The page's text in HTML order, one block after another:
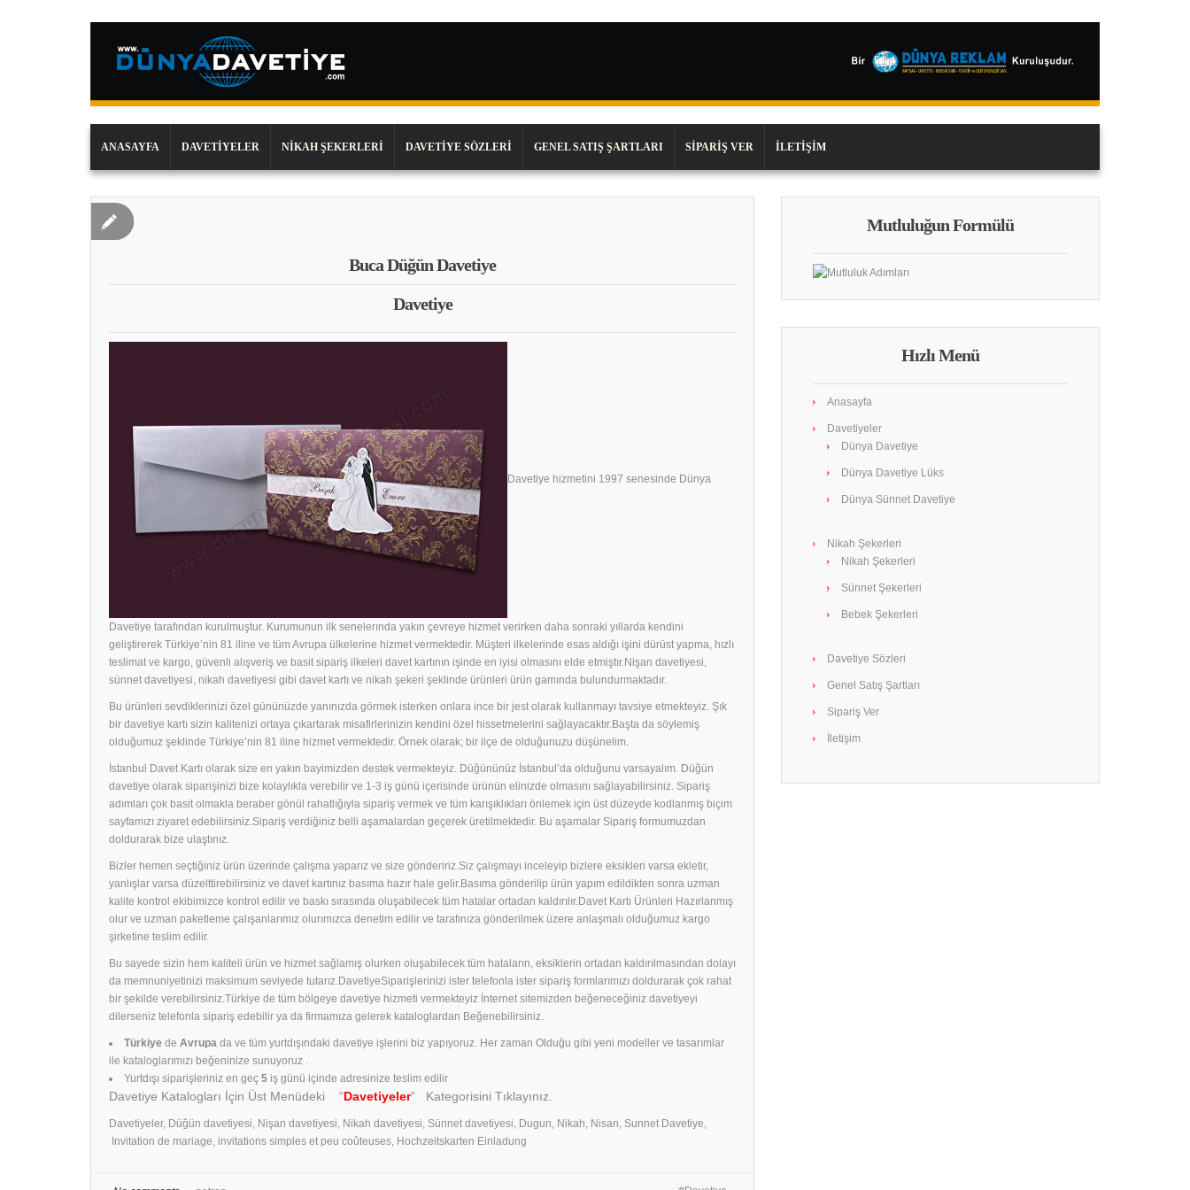
ANASAYFA DAVETIYELER NIKAH ŞEKERLERI DAVETIYE SÖZLERI GENEL SATIŞ ŞARTLARI SIPARIŞ VER İLETIŞIM
Buca Düğün Davetiye
Davetiye
Davetiye hizmetini 1997 senesinde Dünya
Davetiye tarafından kurulmuştur. Kurumunun ilk senelerında yakın çevreye hizmet verirken daha sonraki yıllarda kendini
geliştirerek Türkiye’nin 81 iline ve tüm Avrupa ülkelerine hizmet vermektedir. Müşteri ilkelerinde esas aldığı işini dürüst yapma, hızlı
teslimat ve kargo, güvenli alışveriş ve basit sipariş ilkeleri davet kartının işinde en iyisi olmasını elde etmiştır.Nişan davetiyesi,
sünnet davetiyesi, nikah davetiyesi gibi davet kartı ve nikah şekeri şeklinde ürünleri ürün gamında bulundurmaktadır.
Bu ürünleri sevdiklerinizi özel gününüzde yanınızda görmek isterken onlara ince bir jest olarak kullanmayı tavsiye etmekteyiz. Şık
bir davetiye kartı sizin kalitenizi ortaya çıkartarak misafirlerinizin kendini özel hissetmelerini sağlayacaktır.Başta da söylemiş
olduğumuz şeklinde Türkiye’nin 81 iline hizmet vermektedir. Örnek olarak; bir ilçe de olduğunuzu düşünelim.
İstanbul Davet Kartı olarak size en yakın bayimizden destek vermekteyiz. Düğününüz İstanbul’da olduğunu varsayalım. Düğün
davetiye olarak siparişinizi bize kolaylıkla verebilir ve 1-3 iş günü içerisinde ürünün elinizde olmasını sağlayabilirsiniz. Sipariş
adımları çok basit olmakla beraber gönül rahatlığıyla sipariş vermek ve tüm karışıklıkları önlemek için üst düzeyde kodlanmış biçim
sayfamızı ziyaret edebilirsiniz.Sipariş verdiğiniz belli aşamalardan geçerek üretilmektedir. Bu aşamalar Sipariş formumuzdan
doldurarak bize ulaştınız.
Bizler hemen seçtiğiniz ürün üzerinde çalışma yaparız ve size göndeririz.Siz çalışmayı inceleyip bizlere eksikleri varsa ekletir,
yanlışlar varsa düzelttirebilirsiniz ve davet kartınız basıma hazır hale gelir.Basıma gönderilip ürün yapım edildikten sonra uzman
kalite kontrol ekibimizce kontrol edilir ve baskı sırasında oluşabilecek tüm hatalar ortadan kaldırılır.Davet Kartı Ürünleri Hazırlanmış
olur ve uzman paketleme çalışanlarımız olurımızca denetim edilir ve tarafınıza gönderilmek üzere anlaşmalı olduğumuz kargo
şirketine teslim edilir.
Bu sayede sizin hem kaliteli ürün ve hizmet sağlamış olurken oluşabilecek tüm hataların, eksiklerin ortadan kaldırılmasından dolayı
da memnuniyetinizi maksimum seviyede tutarız.DavetiyeSiparişlerinizi ister telefonla ister sipariş formlarımızı doldurarak çok rahat
bir şekilde verebilirsiniz.Türkiye de tüm bölgeye davetiye hizmeti vermekteyiz İnternet sitemizden beğeneceğiniz davetiyeyi
dilerseniz telefonla sipariş edebilir ya da firmamıza gelerek kataloglardan Beğenebilirsiniz.
Türkiye de Avrupa da ve tüm yurtdışındaki davetiye işlerini biz yapıyoruz. Her zaman Olduğu gibi yeni modeller ve tasarımlar
ile kataloglarımızı beğeninize sunuyoruz .
Yurtdışı siparişleriniz en geç 5 iş günü içinde adresinize teslim edilir
Davetiye Katalogları İçin Üst Menüdeki “Davetiyeler” Kategorisini Tıklayınız.
Davetiyeler, Düğün davetiyesi, Nişan davetiyesi, Nikah davetiyesi, Sünnet davetiyesi, Dugun, Nikah, Nisan, Sunnet Davetiye,
Invitation de mariage, invitations simples et peu coûteuses, Hochzeitskarten Einladung
Mutluluğun Formülü
Hızlı Menü
Anasayfa
Davetiyeler
Dünya Davetiye
Dünya Davetiye Lüks
Dünya Sünnet Davetiye
Nikah Şekerleri
Nikah Şekerleri
Sünnet Şekerleri
Bebek Şekerleri
Davetiye Sözleri
Genel Satış Şartları
Sipariş Ver
İletişim